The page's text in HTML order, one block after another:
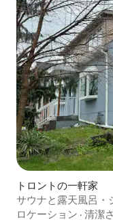
トロントの一軒家
サウナと露天風呂・
ロケーション · 清潔さ